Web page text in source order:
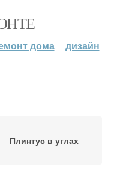
дома дизайн
Плинтус в углах